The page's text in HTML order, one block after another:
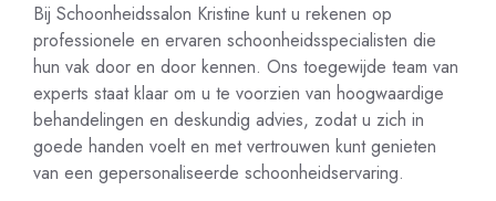
Bij Schoonheidssalon Kristine kunt u rekenen op
professionele en ervaren schoonheidsspecialisten die
hun vak door en door kennen. Ons toegewijde team van
experts staat klaar om u te voorzien van hoogwaardige
behandelingen en deskundig advies, zodat u zich in
goede handen voelt en met vertrouwen kunt genieten
van een gepersonaliseerde schoonheidservaring.